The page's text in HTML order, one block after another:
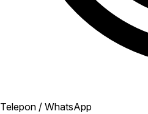
Telepon / WhatsApp